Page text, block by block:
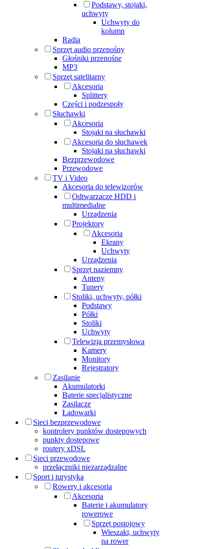
Podstawy, stojaki,
uchwyty
Uchwyty do
kolumn
Radia
Sprzęt audio przenośny
Głośniki przenośne
MP3
Sprzęt satelitarny
Akcesoria
Splittery
Części i podzespoły
Słuchawki
Akcesoria
Stojaki na słuchawki
Akcesoria do słuchawek
Stojaki na słuchawki
Bezprzewodowe
Przewodowe
TV i Video
Akcesoria do telewizorów
Odtwarzacze HDD i
multimedialne
Urządzenia
Projektory
Akcesoria
Ekrany
Uchwyty
Urządzenia
Sprzęt naziemny
Anteny
Tunery
Stoliki, uchwyty, półki
Podstawy
Półki
Stoliki
Uchwyty
Telewizja przemysłowa
Kamery
Monitory
Rejestratory
Zasilanie
Akumulatorki
Baterie specjalistyczne
Zasilacze
Ładowarki
Sieci bezprzewodowe
kontrolery punktów dostępowych
punkty dostępowe
routery xDSL
Sieci przewodowe
przełączniki niezarządzalne
Sport i turystyka
Rowery i akcesoria
Akcesoria
Baterie i akumulatory
rowerowe
Sprzęt postojowy
Wieszaki, uchwyty
na rower